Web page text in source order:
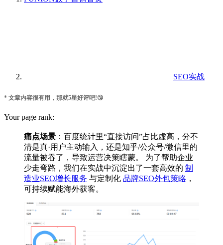
SEO实战
* 文章内容很有用，那就5星好评吧!😘
Your page rank:
痛点场景 ：百度统计里“直接访问”占比虚高，分不
清是真·用户主动输入，还是知乎/公众号/微信里的
流量被吞了，导致运营决策瞎蒙。 为了帮助企业
少走弯路，我们在实战中沉淀出了一套高效的 制
造业SEO增长服务 与定制化 品牌SEO外包策略 ，
可持续赋能海外获客。